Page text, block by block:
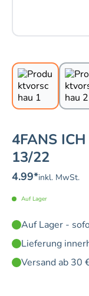
4FANS
13/22
4.99*inkl. MwSt.
Auf Lager
Auf Lager -
Lieferung
Versand ab 30